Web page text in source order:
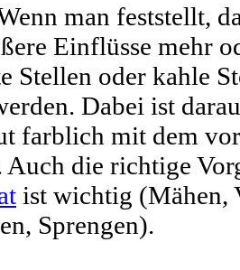
man feststellt,
Einflüsse mehr
Stellen oder kahle
Dabei ist
farblich mit dem
die richtige
ist wichtig (Mähen,
Sprengen).